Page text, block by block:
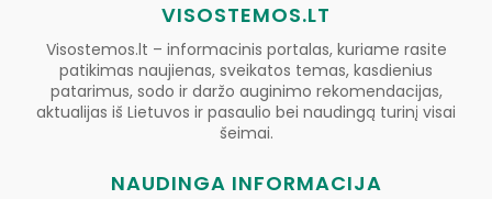
VISOSTEMOS.LT
Visostemos.lt – informacinis portalas, kuriame rasite
patikimas naujienas, sveikatos temas, kasdienius
patarimus, sodo ir daržo auginimo rekomendacijas,
aktualijas iš Lietuvos ir pasaulio bei naudingą turinį visai
šeimai.
NAUDINGA INFORMACIJA